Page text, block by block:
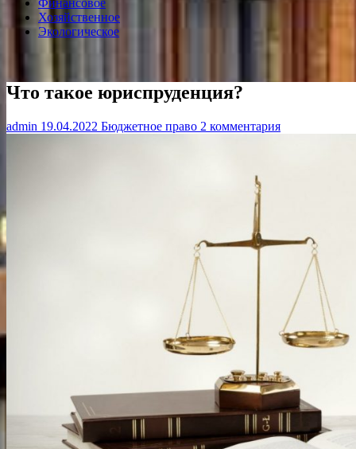
Финансовое
Хозяйственное
Экологическое
Что такое юриспруденция?
admin 19.04.2022 Бюджетное право 2 комментария